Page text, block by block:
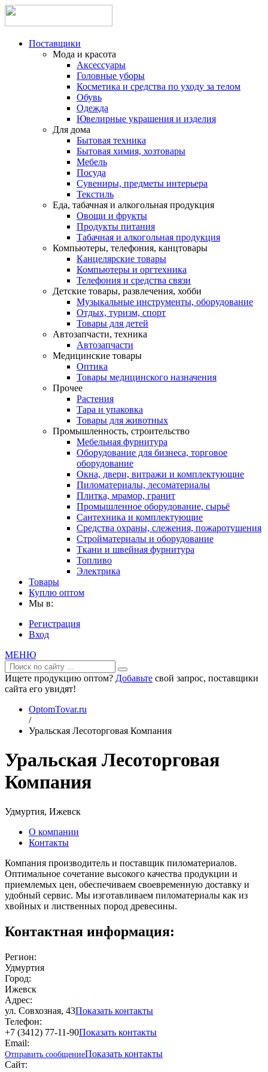
Поставщики
Мода и красота
Аксессуары
Головные уборы
Косметика и средства по уходу за телом
Обувь
Одежда
Ювелирные украшения и изделия
Для дома
Бытовая техника
Бытовая химия, хозтовары
Мебель
Посуда
Сувениры, предметы интерьера
Текстиль
Еда, табачная и алкогольная продукция
Овощи и фрукты
Продукты питания
Табачная и алкогольная продукция
Компьютеры, телефония, канцтовары
Канцелярские товары
Компьютеры и оргтехника
Телефония и средства связи
Детские товары, развлечения, хобби
Музыкальные инструменты, оборудование
Отдых, туризм, спорт
Товары для детей
Автозапчасти, техника
Автозапчасти
Медицинские товары
Оптика
Товары медицинского назначения
Прочее
Растения
Тара и упаковка
Товары для животных
Промышленность, строительство
Мебельная фурнитура
Оборудование для бизнеса, торговое
оборудование
Окна, двери, витражи и комплектующие
Пиломатериалы, лесоматериалы
Плитка, мрамор, гранит
Промышленное оборудование, сырьё
Сантехника и комплектующие
Средства охраны, слежения, пожаротушения
Стройматериалы и оборудование
Ткани и швейная фурнитура
Топливо
Электрика
Товары
Куплю оптом
Мы в:
Регистрация
Вход
МЕНЮ
Ищете продукцию оптом? Добавьте свой запрос, поставщики
сайта его увидят!
OptomTovar.ru
/
Уральская Лесоторговая Компания
Уральская Лесоторговая
Компания
Удмуртия, Ижевск
О компании
Контакты
Компания производитель и поставщик пиломатериалов.
Оптимальное сочетание высокого качества продукции и
приемлемых цен, обеспечиваем своевременную доставку и
удобный сервис. Мы изготавливаем пиломатериалы как из
хвойных и лиственных пород древесины.
Контактная информация:
Регион:
Удмуртия
Город:
Ижевск
Адрес:
ул. Совхозная, 43Показать контакты
Телефон:
+7 (3412) 77-11-90Показать контакты
Email:
Отправить сообщениеПоказать контакты
Сайт: